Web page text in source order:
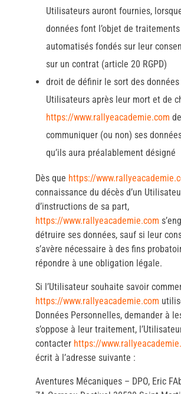
Utilisateurs auront fournies,
données font l’objet de traitements
automatisés fondés sur leur
sur un contrat (article 20 RGPD)
droit de définir le sort des données
Utilisateurs après leur mort et de
https://www.rallyeacademie.com
communiquer (ou non) ses
qu’ils aura préalablement désigné
Dès que https://
connaissance du décès d’un
d’instructions de sa part,
https://www.rallyeacademie.com
détruire ses données, sauf si leur
s’avère nécessaire à des fins
répondre à une obligation légale.
Si l’Utilisateur souhaite savoir
https://www.rallyeacademie.com
Données Personnelles, demander à
s’oppose à leur traitement,
contacter https://
écrit à l’adresse suivante :
Aventures Mécaniques – DPO, Eric